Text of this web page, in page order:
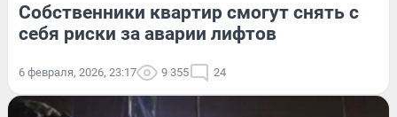
Собственники квартир смогут снять с
себя риски за аварии лифтов
6 февраля, 2026, 23:17 9 355 24